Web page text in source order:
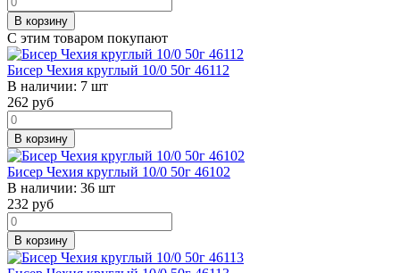
В корзину
С этим товаром покупают
Бисер Чехия круглый 10/0 50г 46112
В наличии: 7 шт
262 руб
В корзину
Бисер Чехия круглый 10/0 50г 46102
В наличии: 36 шт
232 руб
В корзину